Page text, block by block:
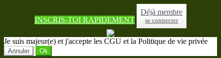
INSCRIS-TOI RAPIDEMENT
Déjà membre
se connecter
Je suis majeur(e) et j'accepte les CGU et la Politique de vie privée
Annuler Ok